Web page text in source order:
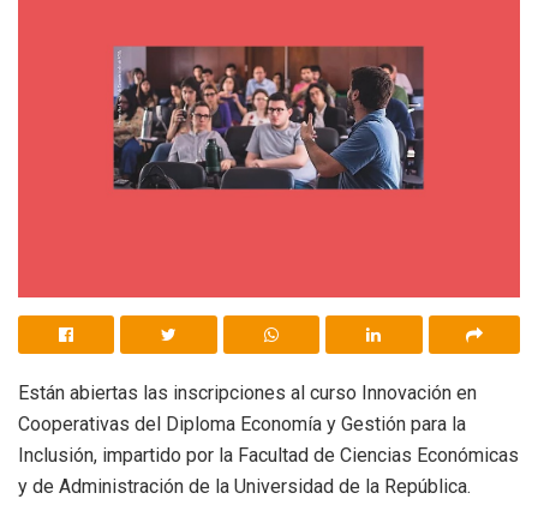
Están abiertas las inscripciones al curso Innovación en
Cooperativas del Diploma Economía y Gestión para la
Inclusión, impartido por la Facultad de Ciencias Económicas
y de Administración de la Universidad de la República.